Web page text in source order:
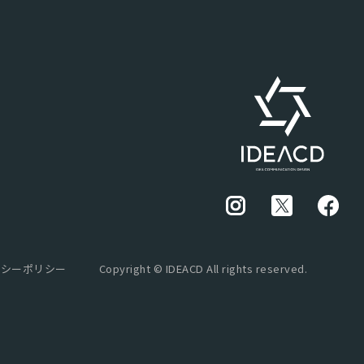
ーポリシー Copyright © IDEACD All rights reserved.